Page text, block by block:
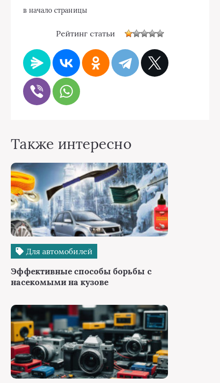
в начало страницы
Рейтинг статьи
Также интересно
Для автомобилей
Эффективные способы борьбы с
насекомыми на кузове